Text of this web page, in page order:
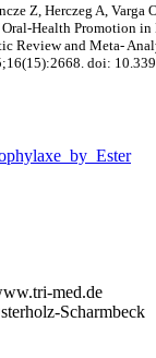
Z, Herczeg A,
Health Promotion in
Review and Meta-
doi:
med.de
Scharmbeck